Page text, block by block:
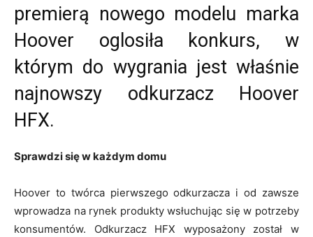
premierą nowego modelu marka
Hoover oglosiła konkurs, w
którym do wygrania jest właśnie
najnowszy odkurzacz Hoover
HFX.
Sprawdzi się w każdym domu
Hoover to twórca pierwszego odkurzacza i od zawsze
wprowadza na rynek produkty wsłuchując się w potrzeby
konsumentów. Odkurzacz HFX wyposażony został w